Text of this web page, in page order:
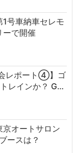
号車納車セレモ
ーで開催
レポート④】ゴ
レインか？ G…
京オートサロン
ースは？